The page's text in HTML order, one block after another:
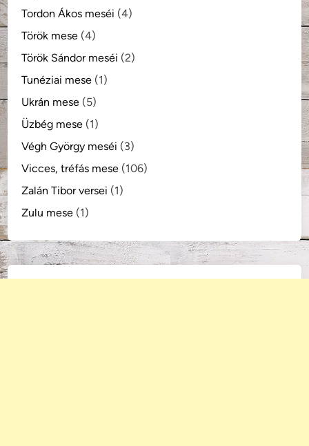
Tordon Ákos meséi (4)
Török mese (4)
Török Sándor meséi (2)
Tunéziai mese (1)
Ukrán mese (5)
Üzbég mese (1)
Végh György meséi (3)
Vicces, tréfás mese (106)
Zalán Tibor versei (1)
Zulu mese (1)